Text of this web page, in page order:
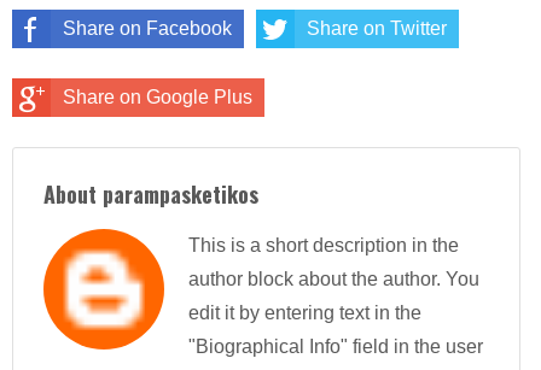
Share on Facebook Share on Twitter
Share on Google Plus
About parampasketikos
This is a short description in the
author block about the author. You
edit it by entering text in the
"Biographical Info" field in the user